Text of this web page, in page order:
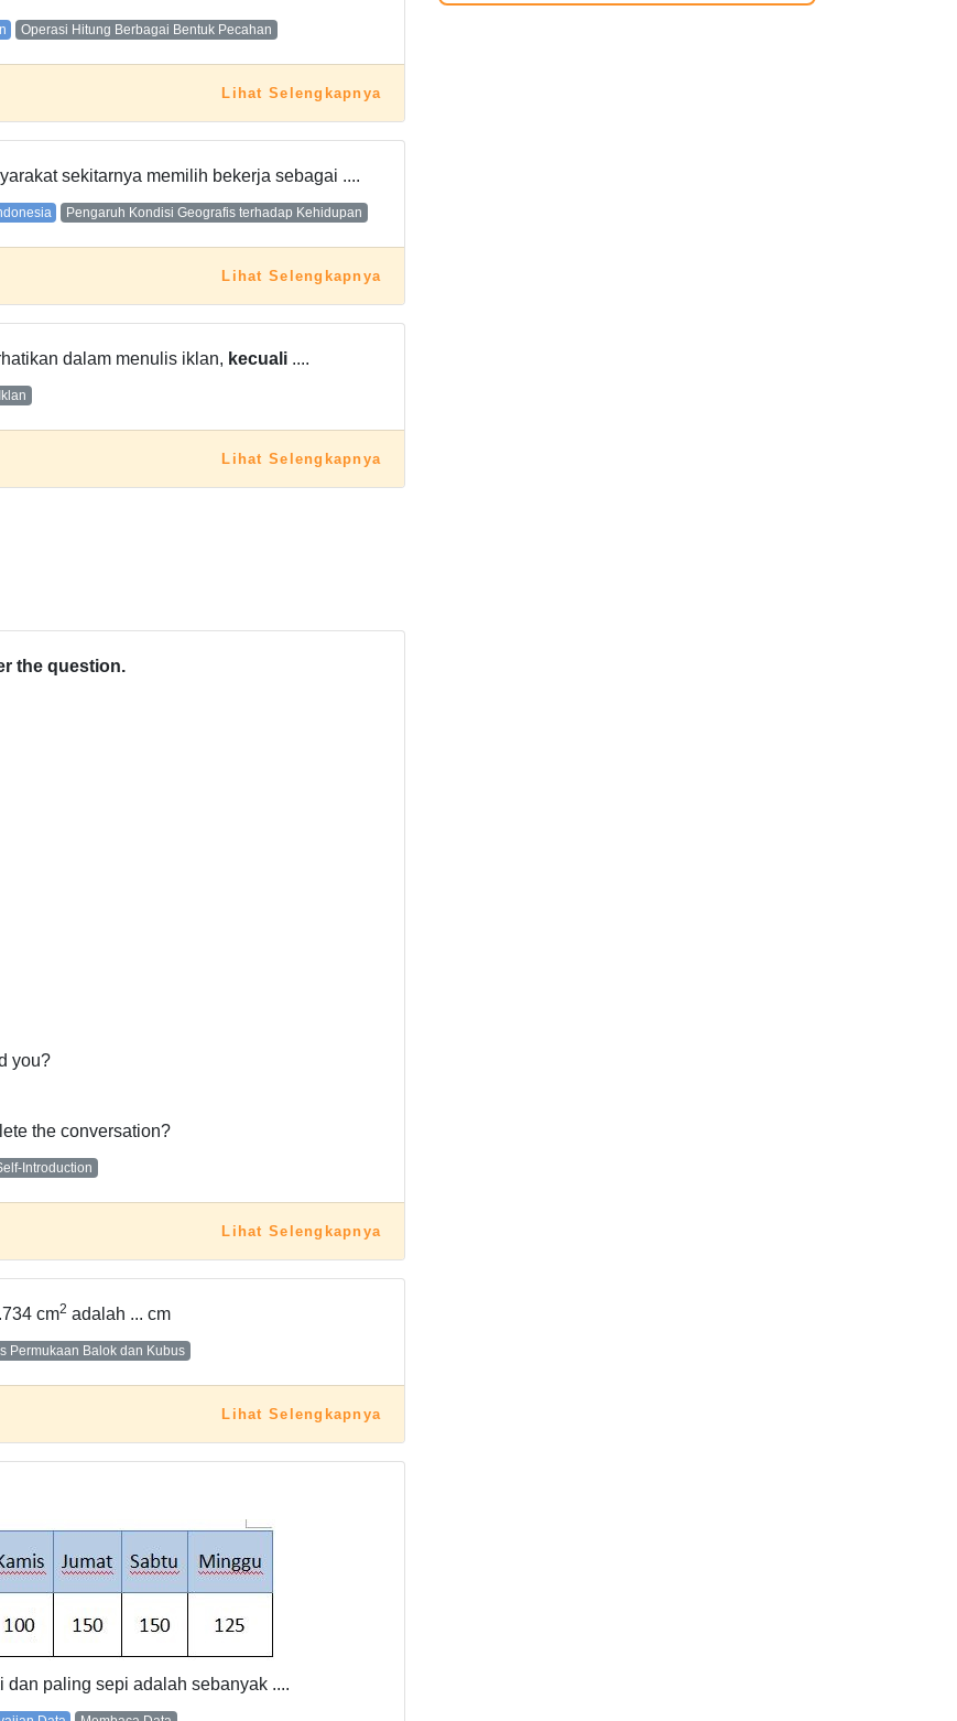
Operasi Hitung Berbagai Bentuk Pecahan
Lihat Selengkapnya
sekitarnya memilih bekerja sebagai ....
Pengaruh Kondisi Geografis terhadap Kehidupan
Lihat Selengkapnya
dalam menulis iklan, kecuali ....
Lihat Selengkapnya
the question.
you?
the conversation?
Introduction
Lihat Selengkapnya
cm2 adalah ... cm
Permukaan Balok dan Kubus
Lihat Selengkapnya
paling sepi adalah sebanyak ....